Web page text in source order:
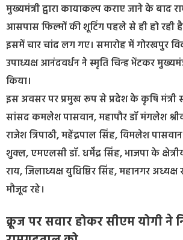
मुख्यमंत्री द्वारा कायाकल्प कराए जाने के
आसपास फिल्मों की शूटिंग पहले से ही हो रही
इसमें चार चांद लग गए। समारोह में गोरखपुर
उपाध्यक्ष आनंदवर्धन ने स्मृति चिन्ह भेंटकर
किया।
इस अवसर पर प्रमुख रूप से प्रदेश के कृषि मंत्री
सांसद कमलेश पासवान, महापौर डॉ मंगलेश
राजेश त्रिपाठी, महेंद्रपाल सिंह, विमलेश
शुक्ल, एमएलसी डॉ. धर्मेंद्र सिंह, भाजपा के
राय, जिलाध्यक्ष युधिष्ठिर सिंह, महानगर अध्यक्ष
मौजूद रहे।
क्रूज पर सवार होकर सीएम योगी ने